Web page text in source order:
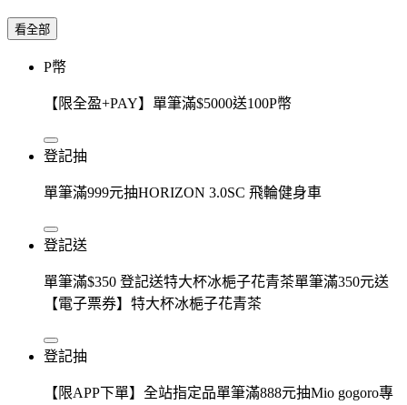
看全部
P幣
【限全盈+PAY】單筆滿$5000送100P幣
登記抽
單筆滿999元抽HORIZON 3.0SC 飛輪健身車
登記送
單筆滿$350 登記送特大杯冰梔子花青茶單筆滿350元送
【電子票券】特大杯冰梔子花青茶
登記抽
【限APP下單】全站指定品單筆滿888元抽Mio gogoro專